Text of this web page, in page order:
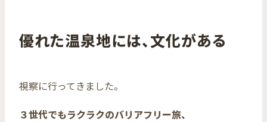
優れた温泉地には、文化がある
視察に行ってきました。
３世代でもラクラクのバリアフリー旅、